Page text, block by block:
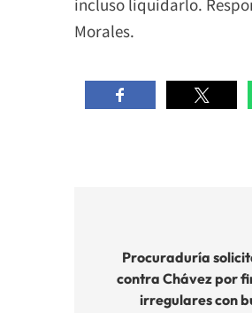
Morales.
entradas
Procuraduría
contra Chávez por
irregulares con